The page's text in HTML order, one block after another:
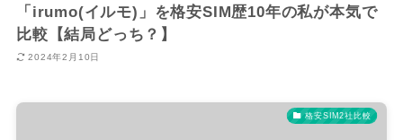
「irumo(イルモ)」を格安SIM歴10年の私が本気で
比較【結局どっち？】
2024年2月10日
格安SIM2社比較